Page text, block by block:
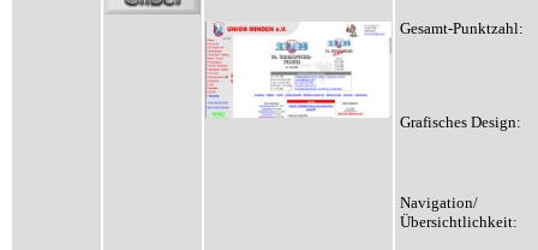
Gesamt-Punktzahl:
Grafisches Design:
Navigation/
Übersichtlichkeit: